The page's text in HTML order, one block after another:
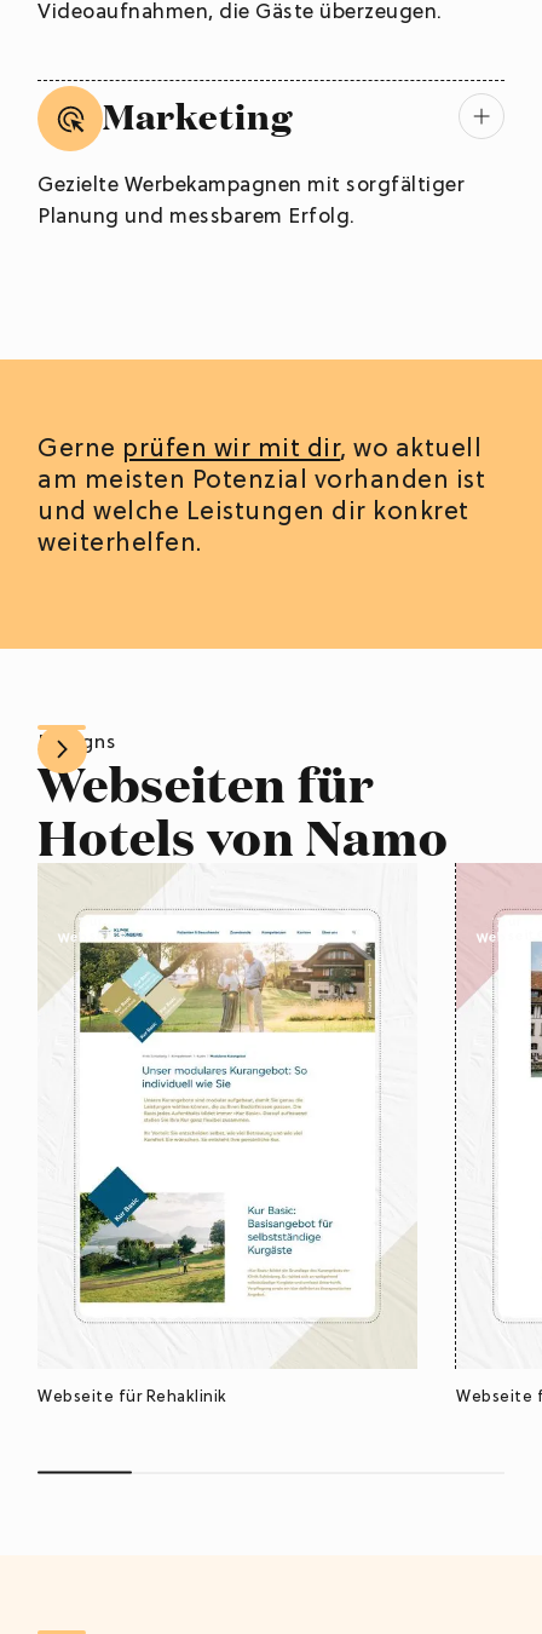
Videoaufnahmen, die Gäste überzeugen.
Marketing
Gezielte Werbekampagnen mit sorgfältiger
Planung und messbarem Erfolg.
Gerne prüfen wir mit dir, wo aktuell
am meisten Potenzial vorhanden ist
und welche Leistungen dir konkret
weiterhelfen.
Designs
Webseiten für
Hotels von Namo
Zur
Webseite
Webseite für Rehaklinik
Zur
Webseite